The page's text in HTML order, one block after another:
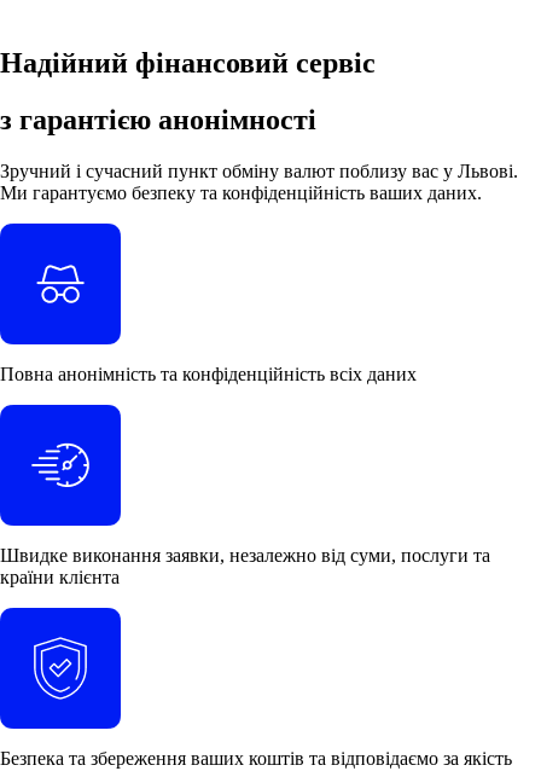
Надійний фінансовий сервіс
з гарантією анонімності
Зручний і сучасний пункт обміну валют поблизу вас у Львові.
Ми гарантуємо безпеку та конфіденційність ваших даних.
Повна анонімність та конфіденційність всіх даних
Швидке виконання заявки, незалежно від суми, послуги та
країни клієнта
Безпека та збереження ваших коштів та відповідаємо за якість